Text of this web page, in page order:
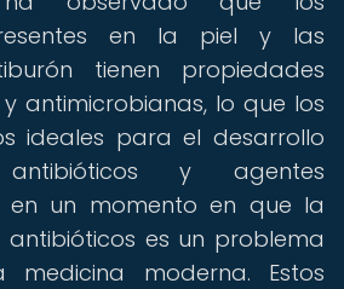
en la piel y las
tienen propiedades
antimicrobianas, lo que los
ideales para el desarrollo
y agentes
en un momento en que la
antibióticos es un problema
moderna. Estos